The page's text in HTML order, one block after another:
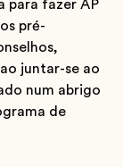
para fazer AP
pré-
juntar-se ao
num abrigo
de